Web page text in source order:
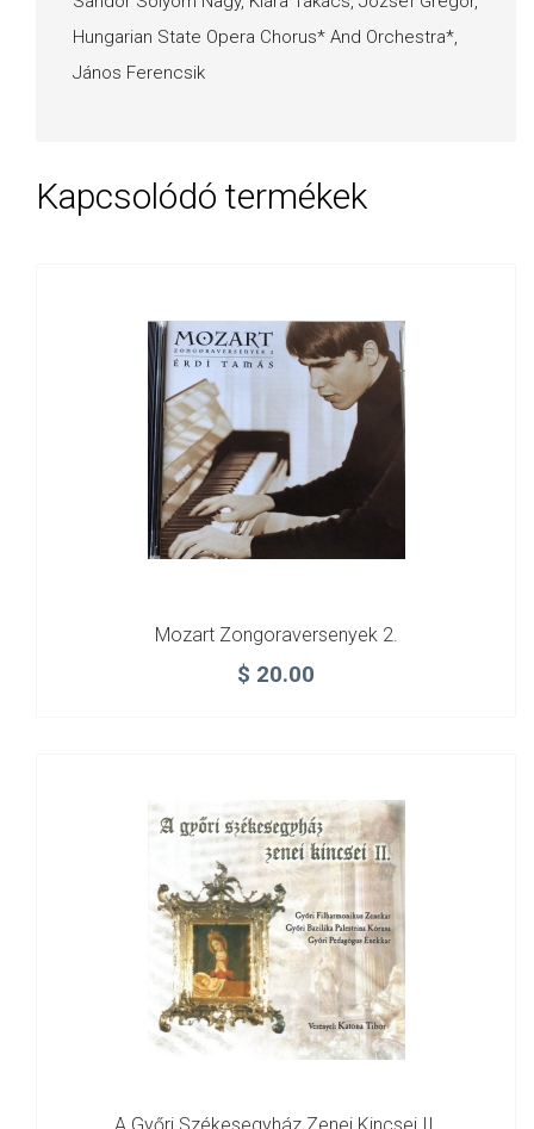
Hungarian State Opera Chorus* And Orchestra*,
János Ferencsik
Kapcsolódó termékek
Mozart Zongoraversenyek 2.
$ 20.00